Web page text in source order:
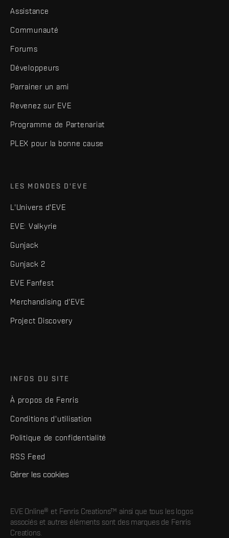
Assistance
Communauté
Forums
Développeurs
Parrainer un ami
Revenez sur EVE
Programme de Partenariat
PLEX pour la bonne cause
LES MONDES D'EVE
L'Univers d'EVE
EVE: Valkyrie
Gunjack
Gunjack 2
EVE Fanfest
Merchandising d'EVE
Project Discovery
INFOS DU SITE
À propos de Fenris
Conditions d'utilisation
Politique de confidentialité
RSS Feed
Gérer les cookies
EVE Online® et Fenris Creations™ ainsi que tous les logos
associés et autres éléments sont des marques de Fenris
Creations.